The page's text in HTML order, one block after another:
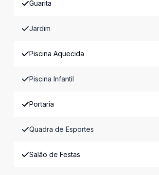
Guarita
Jardim
Piscina Aquecida
Piscina Infantil
Portaria
Quadra de Esportes
Salão de Festas